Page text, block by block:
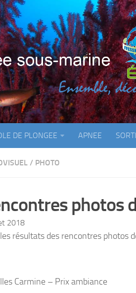
DE PLONGEE APNEE
/ PHOTO
photos
2018
résultats des rencontres photos
Carmine – Prix ambiance